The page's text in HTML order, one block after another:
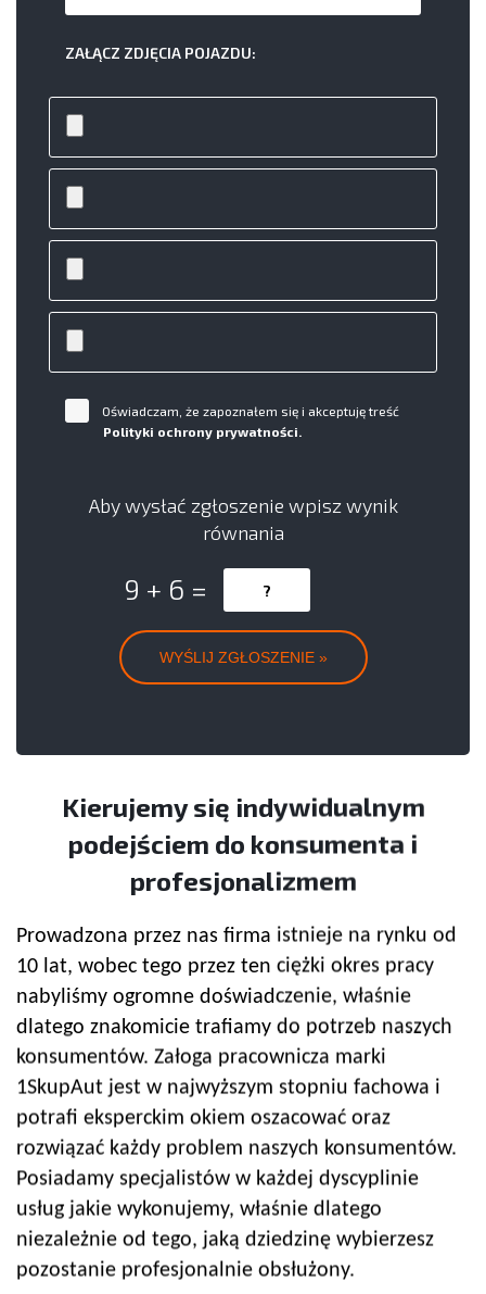
ZAŁĄCZ ZDJĘCIA POJAZDU:
Oświadczam, że zapoznałem się i akceptuję treść
Polityki ochrony prywatności.
Aby wysłać zgłoszenie wpisz wynik
równania
9 + 6 =
Kierujemy się indywidualnym
podejściem do konsumenta i
profesjonalizmem
Prowadzona przez nas firma istnieje na rynku od
10 lat, wobec tego przez ten ciężki okres pracy
nabyliśmy ogromne doświadczenie, właśnie
dlatego znakomicie trafiamy do potrzeb naszych
konsumentów. Załoga pracownicza marki
1SkupAut jest w najwyższym stopniu fachowa i
potrafi eksperckim okiem oszacować oraz
rozwiązać każdy problem naszych konsumentów.
Posiadamy specjalistów w każdej dyscyplinie
usług jakie wykonujemy, właśnie dlatego
niezależnie od tego, jaką dziedzinę wybierzesz
pozostanie profesjonalnie obsłużony.